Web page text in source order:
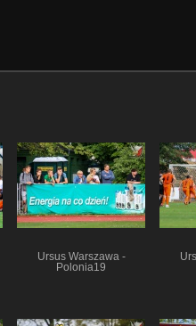
Ursus Warszawa -
Polonia19